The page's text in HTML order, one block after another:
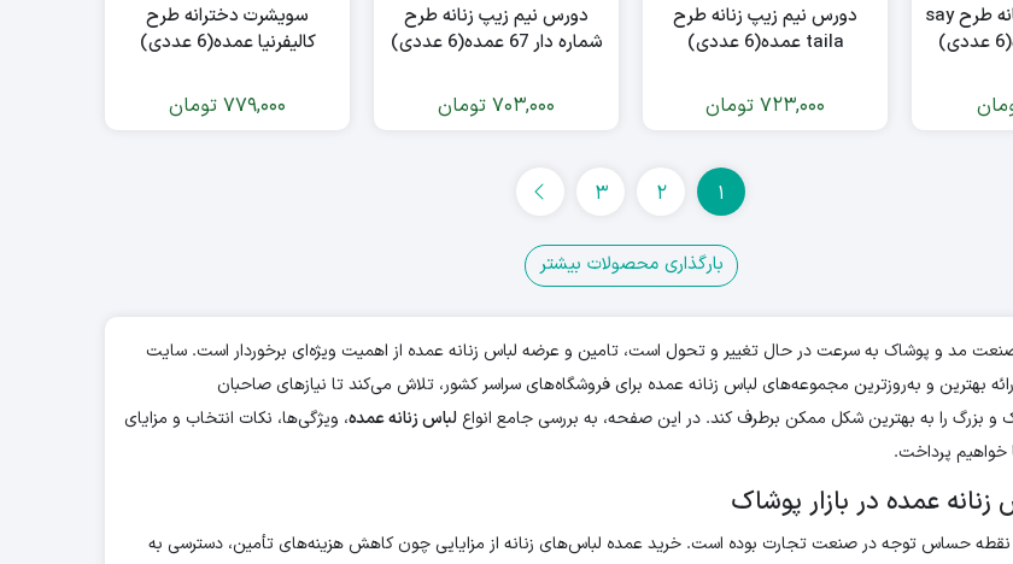
دورس نیم زیپ زنانه طرح say
دورس نیم زیپ زنانه طرح
taila عمده(6 عددی)
723,000 تومان
دورس نیم زیپ زنانه طرح
شماره دار 67 عمده(6 عددی)
703,000 تومان
سویشرت دخترانه طرح
کالیفرنیا عمده(6 عددی)
779,000 تومان
1
2
3
بارگذاری محصولات بیشتر
صنعت مد و پوشاک به سرعت در حال تغییر و تحول است، تامین و عرضه لباس زنانه عمده از اهمیت ویژه‌ای برخوردار است. سایت
بهترین و به‌روزترین مجموعه‌های لباس زنانه عمده برای فروشگاه‌های سراسر کشور، تلاش می‌کند تا نیازهای صاحبان
بزرگ را به بهترین شکل ممکن برطرف کند. در این صفحه، به بررسی جامع انواعلباس زنانه عمده، ویژگی‌ها، نکات انتخاب و مزایای
خواهیم پرداخت.
عمده در بازار پوشاک
نقطه حساس توجه در صنعت تجارت بوده است. خرید عمده لباس‌های زنانه از مزایایی چون کاهش هزینه‌های تأمین، دسترسی به